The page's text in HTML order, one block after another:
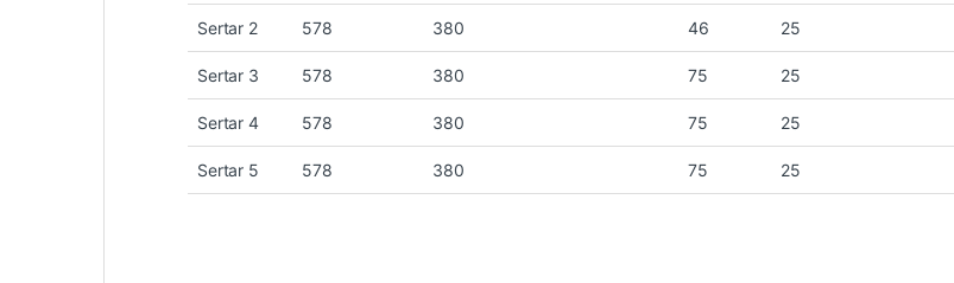
Sertar 2 578 380 46 25
Sertar 3 578 380 75 25
Sertar 4 578 380 75 25
Sertar 5 578 380 75 25